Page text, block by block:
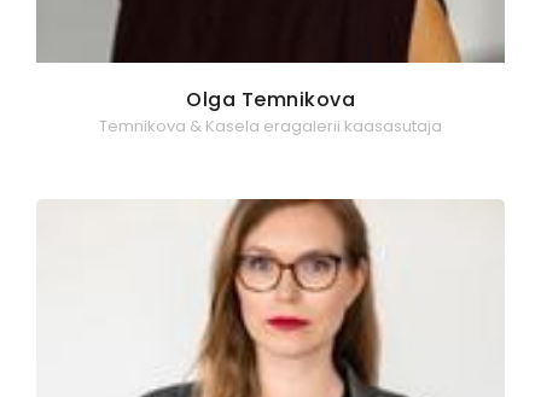
Olga Temnikova
Temnikova & Kasela eragalerii kaasasutaja